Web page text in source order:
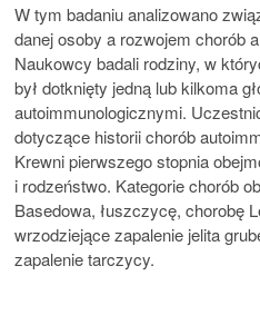
W tym badaniu analizowano
danej osoby a rozwojem chorób
Naukowcy badali rodziny, w
był dotknięty jedną lub kilkoma
autoimmunologicznymi.
dotyczące historii chorób
Krewni pierwszego stopnia
i rodzeństwo. Kategorie chorób
Basedowa, łuszczycę, chorobę
wrzodziejące zapalenie jelita
zapalenie tarczycy.